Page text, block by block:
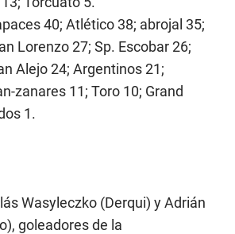
40; Atlético 38; abrojal 35;
Lorenzo 27; Sp. Escobar 26;
Alejo 24; Argentinos 21;
zanares 11; Toro 10; Grand
1.
Wasyleczko (Derqui) y Adrián
goleadores de la